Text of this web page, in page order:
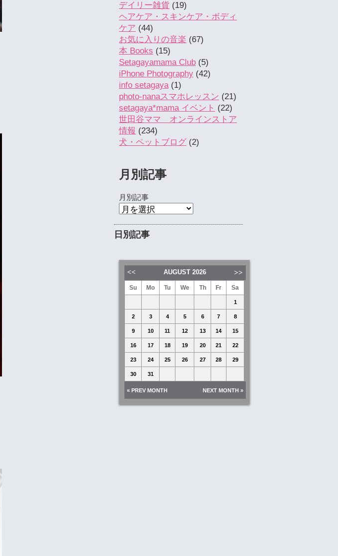
デイリー雑貨 (19)
ヘアケア・スキンケア・ボディ
ケア (44)
お気に入りの音楽 (67)
本 Books (15)
Setagayamama Club (5)
iPhone Photography (42)
info setagaya(1)
photo-nanaスマホレッスン (21)
setagaya*mama イベント (22)
世田谷ママ オンラインストア
情報 (234)
犬・ペットブログ (2)
月別記事
月別記事
日別記事
AUGUST 2026
Su Mo Tu We Th Fr Sa
1
2 3 4 5 6 7 8
9 10 11 12 13 14 15
16 17 18 19 20 21 22
23 24 25 26 27 28 29
30 31
« PREV MONTH NEXT MONTH »